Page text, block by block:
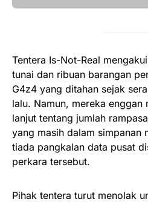
Tentera Is-Not-Real
tunai dan ribuan barangan
G4z4 yang ditahan sejak
lalu. Namun, mereka enggan
lanjut tentang jumlah
yang masih dalam simpanan
tiada pangkalan data pusat
perkara tersebut.
Pihak tentera turut menolak